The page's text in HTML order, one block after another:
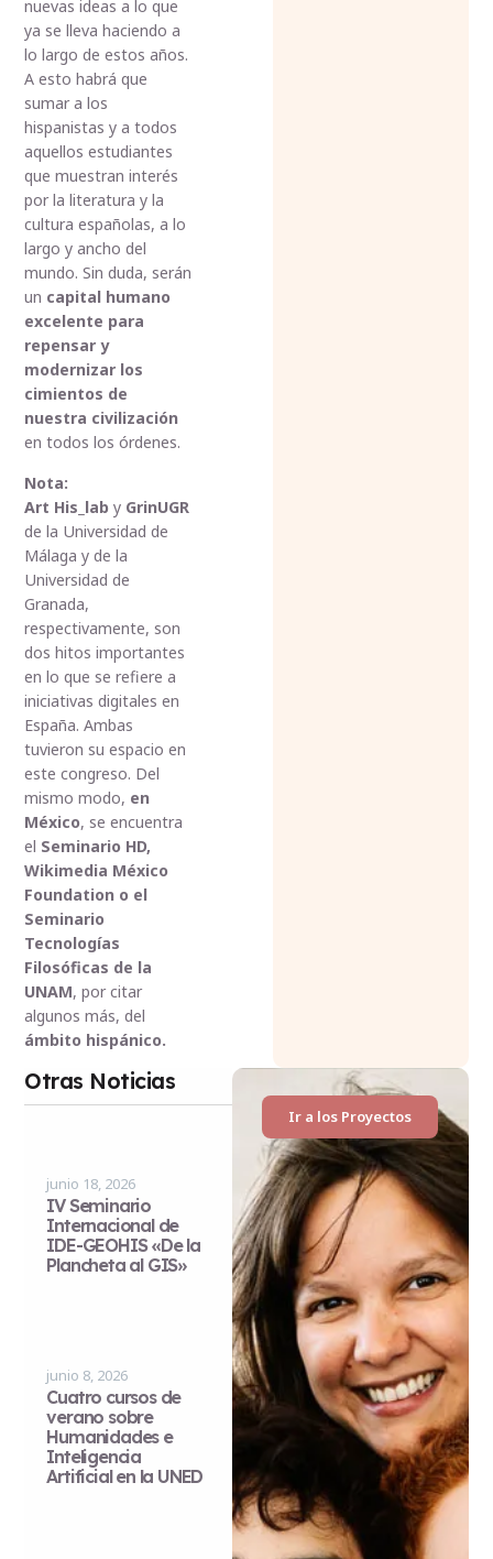
nuevas ideas a lo que
ya se lleva haciendo a
lo largo de estos años.
A esto habrá que
sumar a los
hispanistas y a todos
aquellos estudiantes
que muestran interés
por la literatura y la
cultura españolas, a lo
largo y ancho del
mundo. Sin duda, serán
un capital humano
excelente para
repensar y
modernizar los
cimientos de
nuestra civilización
en todos los órdenes.
Nota:
Art His_lab y GrinUGR
de la Universidad de
Málaga y de la
Universidad de
Granada,
respectivamente, son
dos hitos importantes
en lo que se refiere a
iniciativas digitales en
España. Ambas
tuvieron su espacio en
este congreso. Del
mismo modo, en
México, se encuentra
el Seminario HD,
Wikimedia México
Foundation o el
Seminario
Tecnologías
Filosóficas de la
UNAM, por citar
algunos más, del
ámbito hispánico.
Otras Noticias
junio 18, 2026
IV Seminario
Internacional de
IDE-GEOHIS «De la
Plancheta al GIS»
junio 8, 2026
Cuatro cursos de
verano sobre
Humanidades e
Inteligencia
Artificial en la UNED
Ir a los Proyectos